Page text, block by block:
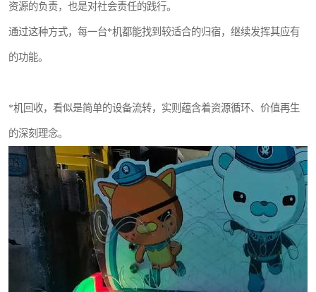
资源的负责，也是对社会责任的践行。
通过这种方式，每一台*机都能找到较适合的归宿，继续发挥其应有
的功能。
*机回收，看似是简单的设备流转，实则蕴含着资源循环、价值再生
的深刻理念。